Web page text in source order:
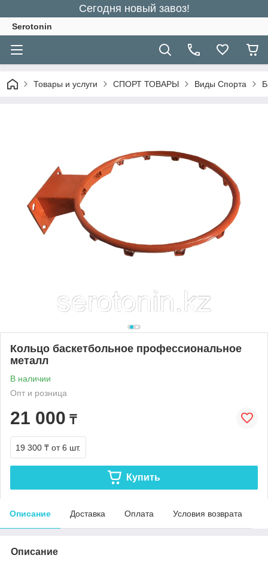
Сегодня новый завоз!
Serotonin
Товары и услуги СПОРТ ТОВАРЫ Виды Спорта
Кольцо баскетбольное профессиональное
металл
В наличии
Опт и розница
21 000 ₸
19 300 ₸ от 6 шт.
Купить
Описание Доставка Оплата Условия возврата
Описание